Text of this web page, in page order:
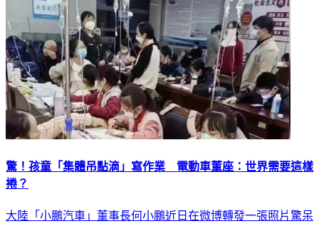
驚！孩童「集體吊點滴」寫作業 電動車董座：世界需要這樣
捲？
大陸「小鵬汽車」董事長何小鵬近日在微博轉發一張照片驚呆